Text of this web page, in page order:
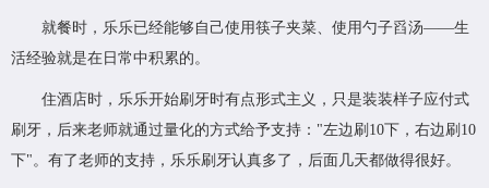
就餐时，乐乐已经能够自己使用筷子夹菜、使用勺子舀汤——生
活经验就是在日常中积累的。
住酒店时，乐乐开始刷牙时有点形式主义，只是装装样子应付式
刷牙，后来老师就通过量化的方式给予支持："左边刷10下，右边刷10
下"。有了老师的支持，乐乐刷牙认真多了，后面几天都做得很好。